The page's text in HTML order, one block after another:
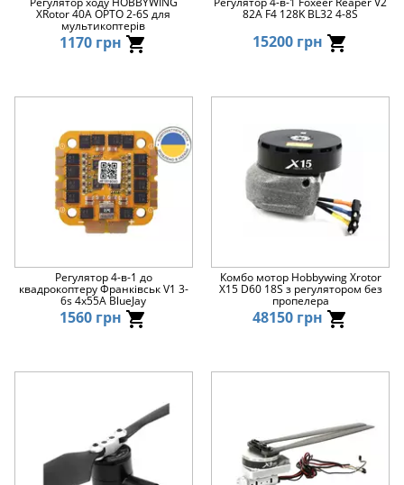
XRotor 40A OPTO 2-6S для
мультикоптерів
1170 грн
82A F4 128K BL32 4-8S
15200 грн
Регулятор 4-в-1 до
квадрокоптеру Франківськ V1 3-
6s 4x55A BlueJay
1560 грн
Комбо мотор Hobbywing Xrotor
X15 D60 18S з регулятором без
пропелера
48150 грн